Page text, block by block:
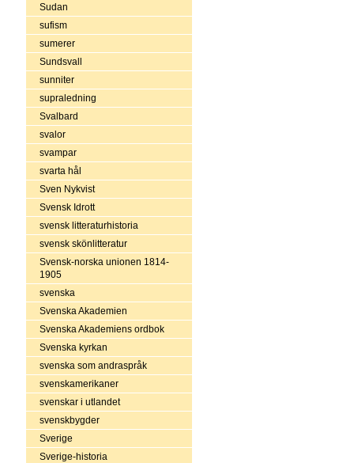
Sudan
sufism
sumerer
Sundsvall
sunniter
supraledning
Svalbard
svalor
svampar
svarta hål
Sven Nykvist
Svensk Idrott
svensk litteraturhistoria
svensk skönlitteratur
Svensk-norska unionen 1814-
1905
svenska
Svenska Akademien
Svenska Akademiens ordbok
Svenska kyrkan
svenska som andraspråk
svenskamerikaner
svenskar i utlandet
svenskbygder
Sverige
Sverige-historia